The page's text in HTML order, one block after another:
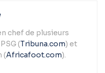
chef de plusieurs
(Tribuna.com) et
(Africafoot.com).